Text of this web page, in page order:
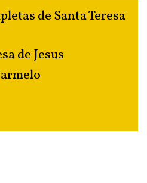
de Santa Teresa
de Jesus